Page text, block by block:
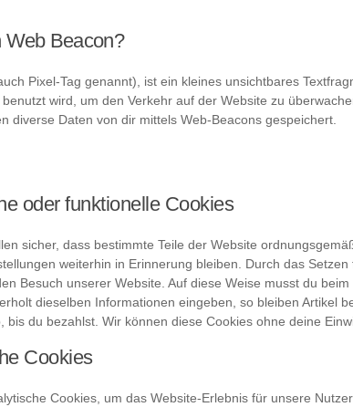
Web Beacon?
Pixel-Tag genannt), ist ein kleines unsichtbares
wird, um den Verkehr auf der Website zu
diverse Daten von dir mittels Web-Beacons gespeichert.
oder funktionelle Cookies
sicher, dass bestimmte Teile der Website
weiterhin in Erinnerung bleiben. Durch das
Besuch unserer Website. Auf diese Weise musst du
dieselben Informationen eingeben, so bleiben Artikel
bis du bezahlst. Wir können diese Cookies ohne deine
Cookies
Cookies, um das Website-Erlebnis für unsere